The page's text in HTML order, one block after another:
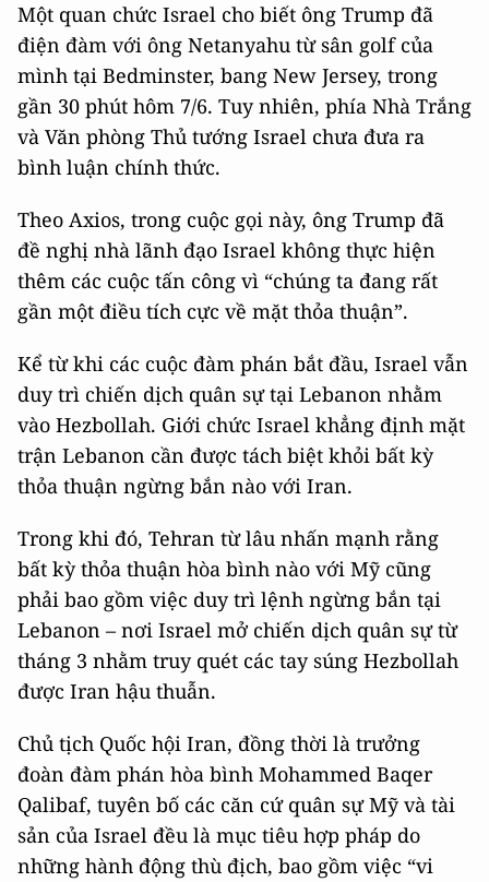
Một quan chức Israel cho biết ông Trump đã
điện đàm với ông Netanyahu từ sân golf của
mình tại Bedminster, bang New Jersey, trong
gần 30 phút hôm 7/6. Tuy nhiên, phía Nhà Trắng
và Văn phòng Thủ tướng Israel chưa đưa ra
bình luận chính thức.
Theo Axios, trong cuộc gọi này, ông Trump đã
đề nghị nhà lãnh đạo Israel không thực hiện
thêm các cuộc tấn công vì “chúng ta đang rất
gần một điều tích cực về mặt thỏa thuận”.
Kể từ khi các cuộc đàm phán bắt đầu, Israel vẫn
duy trì chiến dịch quân sự tại Lebanon nhằm
vào Hezbollah. Giới chức Israel khẳng định mặt
trận Lebanon cần được tách biệt khỏi bất kỳ
thỏa thuận ngừng bắn nào với Iran.
Trong khi đó, Tehran từ lâu nhấn mạnh rằng
bất kỳ thỏa thuận hòa bình nào với Mỹ cũng
phải bao gồm việc duy trì lệnh ngừng bắn tại
Lebanon – nơi Israel mở chiến dịch quân sự từ
tháng 3 nhằm truy quét các tay súng Hezbollah
được Iran hậu thuẫn.
Chủ tịch Quốc hội Iran, đồng thời là trưởng
đoàn đàm phán hòa bình Mohammed Baqer
Qalibaf, tuyên bố các căn cứ quân sự Mỹ và tài
sản của Israel đều là mục tiêu hợp pháp do
những hành động thù địch, bao gồm việc “vi